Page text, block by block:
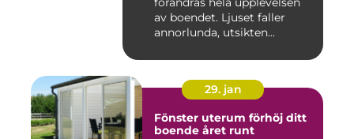
av boendet. Ljuset faller
annorlunda, utsikten...
29. jan
Fönster uterum förhöj ditt
boende året runt